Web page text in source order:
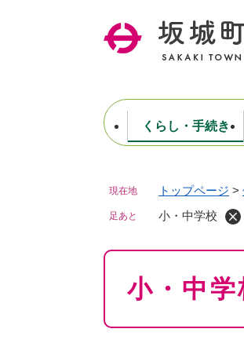
くらし・手続き
住民票・戸籍・証
税金
妊娠・出産・子育
健康・医療
商工業
生涯学習・スポー
ようこそ町長室へ
人事・採用・職員
公共施設
現在地 トップページ >
足あと 小・中学校
本
小・中学